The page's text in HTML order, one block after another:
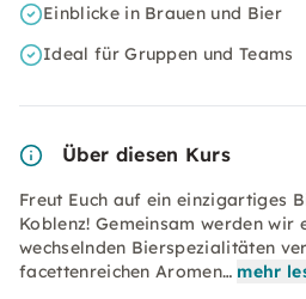
Einblicke in Brauen und Bier
Ideal für Gruppen und Teams
Über diesen Kurs
Freut Euch auf ein einzigartiges
Koblenz! Gemeinsam werden wir
wechselnden Bierspezialitäten
facettenreichen Aromen… mehr